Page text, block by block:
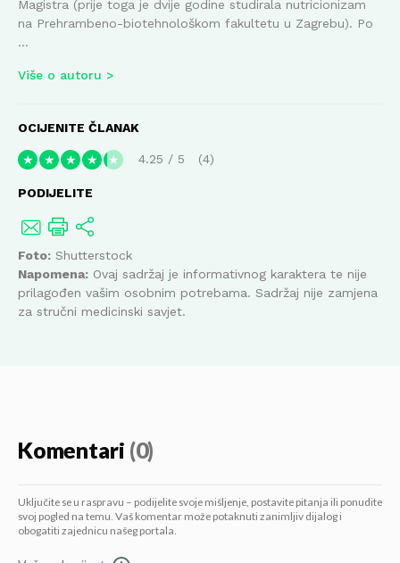
Magistra (prije toga je dvije godine studirala nutricionizam
na Prehrambeno-biotehnološkom fakultetu u Zagrebu). Po
...
Više o autoru
OCIJENITE ČLANAK
★ ★ ★ ★ ★ 4.25 / 5 4
PODIJELITE
Foto: Shutterstock
Napomena: Ovaj sadržaj je informativnog karaktera te nije
prilagođen vašim osobnim potrebama. Sadržaj nije zamjena
za stručni medicinski savjet.
Komentari (0)
Uključite se u raspravu – podijelite svoje mišljenje, postavite pitanja ili ponudite
svoj pogled na temu. Vaš komentar može potaknuti zanimljiv dijalog i
obogatiti zajednicu našeg portala.